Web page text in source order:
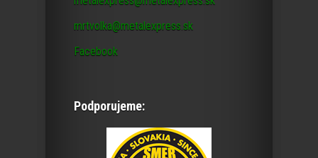
mrtvolka@metalexpress.sk
Facebook
Podporujeme: